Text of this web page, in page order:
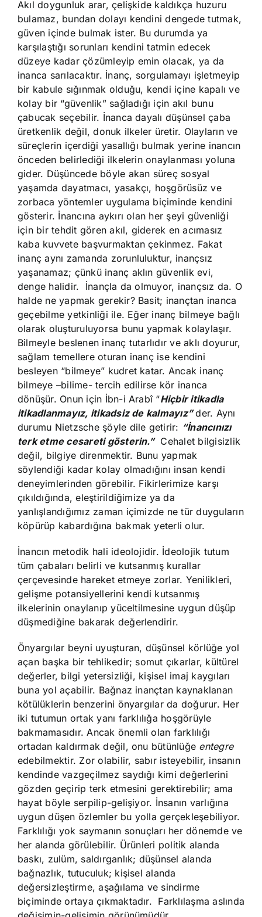
Akıl doygunluk arar, çelişkide kaldıkça huzuru
bulamaz, bundan dolayı kendini dengede tutmak,
güven içinde bulmak ister. Bu durumda ya
karşılaştığı sorunları kendini tatmin edecek
düzeye kadar çözümleyip emin olacak, ya da
inanca sarılacaktır. İnanç, sorgulamayı işletmeyip
bir kabule sığınmak olduğu, kendi içine kapalı ve
kolay bir “güvenlik” sağladığı için akıl bunu
çabucak seçebilir. İnanca dayalı düşünsel çaba
üretkenlik değil, donuk ilkeler üretir. Olayların ve
süreçlerin içerdiği yasallığı bulmak yerine inancın
önceden belirlediği ilkelerin onaylanması yoluna
gider. Düşüncede böyle akan süreç sosyal
yaşamda dayatmacı, yasakçı, hoşgörüsüz ve
zorbaca yöntemler uygulama biçiminde kendini
gösterir. İnancına aykırı olan her şeyi güvenliği
için bir tehdit gören akıl, giderek en acımasız
kaba kuvvete başvurmaktan çekinmez. Fakat
inanç aynı zamanda zorunluluktur, inançsız
yaşanamaz; çünkü inanç aklın güvenlik evi,
denge halidir. İnançla da olmuyor, inançsız da. O
halde ne yapmak gerekir? Basit; inançtan inanca
geçebilme yetkinliği ile. Eğer inanç bilmeye bağlı
olarak oluşturuluyorsa bunu yapmak kolaylaşır.
Bilmeyle beslenen inanç tutarlıdır ve aklı doyurur,
sağlam temellere oturan inanç ise kendini
besleyen “bilmeye” kudret katar. Ancak inanç
bilmeye –bilime- tercih edilirse kör inanca
dönüşür. Onun için İbn-i Arabî “Hiçbir itikadla
itikadlanmayız, itikadsiz de kalmayız”der. Aynı
durumu Nietzsche şöyle dile getirir: “İnancınızı
terk etme cesareti gösterin.”Cehalet bilgisizlik
değil, bilgiye direnmektir. Bunu yapmak
söylendiği kadar kolay olmadığını insan kendi
deneyimlerinden görebilir. Fikirlerimize karşı
çıkıldığında, eleştirildiğimize ya da
yanlışlandığımız zaman içimizde ne tür duyguların
köpürüp kabardığına bakmak yeterli olur.
İnancın metodik hali ideolojidir. İdeolojik tutum
tüm çabaları belirli ve kutsanmış kurallar
çerçevesinde hareket etmeye zorlar. Yenilikleri,
gelişme potansiyellerini kendi kutsanmış
ilkelerinin onaylanıp yüceltilmesine uygun düşüp
düşmediğine bakarak değerlendirir.
Önyargılar beyni uyuşturan, düşünsel körlüğe yol
açan başka bir tehlikedir; somut çıkarlar, kültürel
değerler, bilgi yetersizliği, kişisel imaj kaygıları
buna yol açabilir. Bağnaz inançtan kaynaklanan
kötülüklerin benzerini önyargılar da doğurur. Her
iki tutumun ortak yanı farklılığa hoşgörüyle
bakmamasıdır. Ancak önemli olan farklılığı
ortadan kaldırmak değil, onu bütünlüğe entegre
edebilmektir. Zor olabilir, sabır isteyebilir, insanın
kendinde vazgeçilmez saydığı kimi değerlerini
gözden geçirip terk etmesini gerektirebilir; ama
hayat böyle serpilip-gelişiyor. İnsanın varlığına
uygun düşen özlemler bu yolla gerçekleşebiliyor.
Farklılığı yok saymanın sonuçları her dönemde ve
her alanda görülebilir. Ürünleri politik alanda
baskı, zulüm, saldırganlık; düşünsel alanda
bağnazlık, tutuculuk; kişisel alanda
değersizleştirme, aşağılama ve sindirme
biçiminde ortaya çıkmaktadır. Farklılaşma aslında